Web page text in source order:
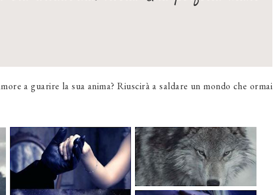
a guarire la sua anima? Riuscirà a saldare un mondo che ormai